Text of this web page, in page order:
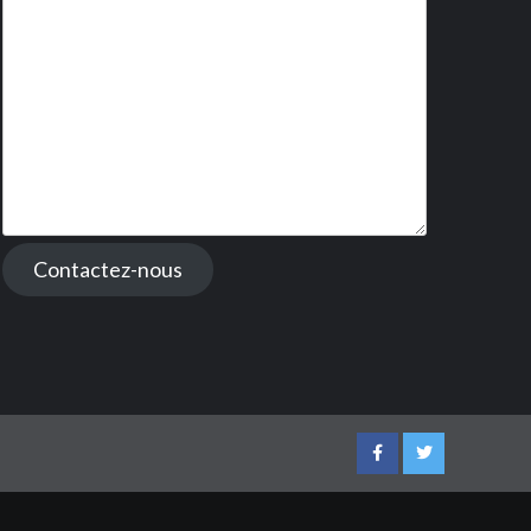
Contactez-nous
FacebookTwitter